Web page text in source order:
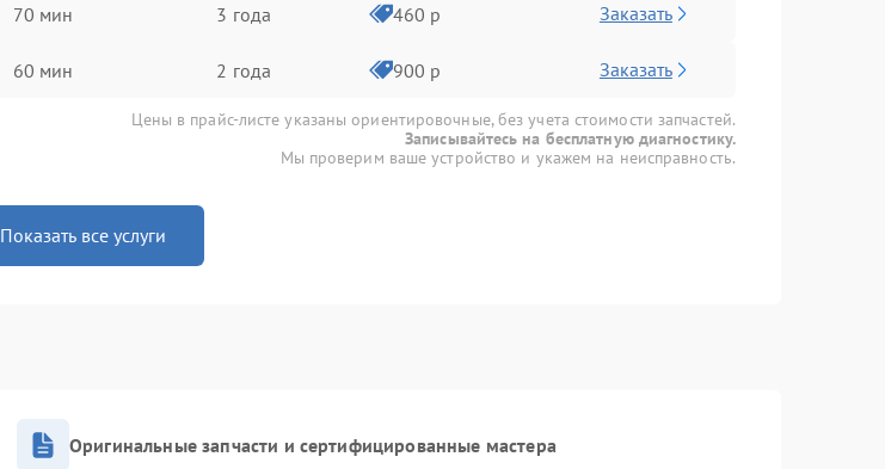
70 мин 3 года 460 р Заказать
60 мин 2 года 900 р Заказать
Цены в прайс-листе указаны ориентировочные, без учета стоимости запчастей.
Записывайтесь на бесплатную диагностику.
Мы проверим ваше устройство и укажем на неисправность.
Показать все услуги
Оригинальные запчасти и сертифицированные мастера